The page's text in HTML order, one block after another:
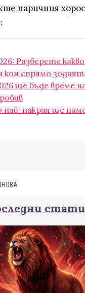
паричния
Разберете
кон спрямо
ще бъде време
най-накрая ще